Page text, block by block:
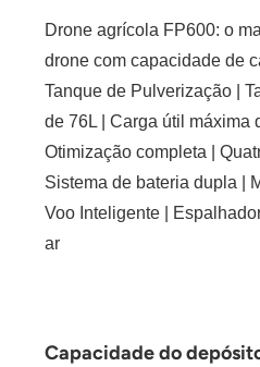
Drone agrícola FP600: o
drone com capacidade de
Tanque de Pulverização |
de 76L | Carga útil máxima
Otimização completa |
Sistema de bateria dupla |
Voo Inteligente |
ar
Capacidade do